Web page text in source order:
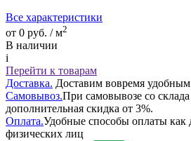
Все характеристики
от 0 руб. / м2
В наличии
i
Перейти к товарам
Доставка. Доставим вовремя удобным
Самовывоз.При самовывозе со склада
дополнительная скидка от 3%.
Оплата.Удобные способы оплаты как
физических лиц